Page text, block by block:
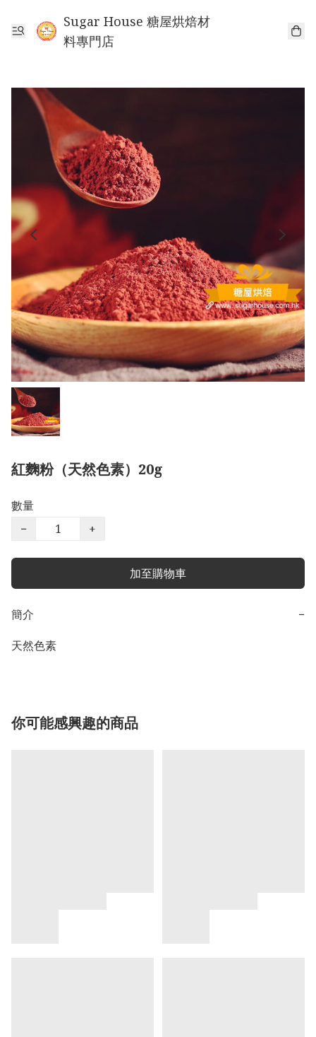
Sugar House 糖屋烘焙材
料專門店
紅麴粉（天然色素）20g
數量
−
+
加至購物車
簡介
−
天然色素
你可能感興趣的商品